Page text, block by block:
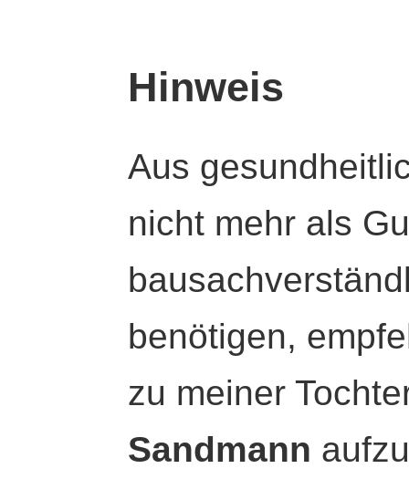
Hinweis
Aus
nicht mehr als
benötigen,
zu meiner
Sandmann